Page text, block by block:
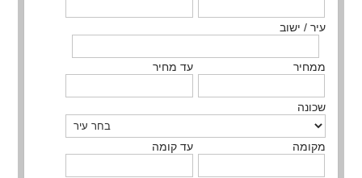
עיר / ישוב
ממחיר עד מחיר
שכונה
מקומה עד קומה